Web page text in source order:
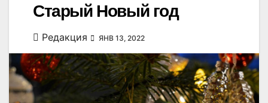
Старый Новый год
Редакция ЯНВ 13, 2022